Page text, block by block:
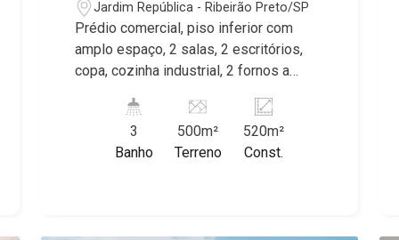
Jardim República - Ribeirão Preto/SP
Prédio comercial, piso inferior com
amplo espaço, 2 salas, 2 escritórios,
copa, cozinha industrial, 2 fornos a
masculino, piso superior com 1 sala
ampla e wc privativo, excelente
localização, ideal para restaurante,
3
Banho
500m²
Terreno
520m²
Const.